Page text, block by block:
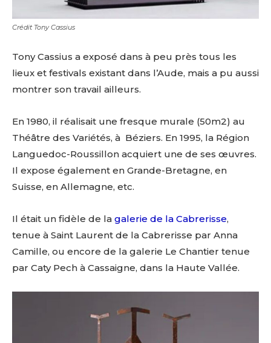
Crédit Tony Cassius
Tony Cassius a exposé dans à peu près tous les
lieux et festivals existant dans l’Aude, mais a pu aussi
montrer son travail ailleurs.
En 1980, il réalisait une fresque murale (50m2) au
Théâtre des Variétés, à Béziers. En 1995, la Région
Languedoc-Roussillon acquiert une de ses œuvres.
Il expose également en Grande-Bretagne, en
Suisse, en Allemagne, etc.
Il était un fidèle de la galerie de la Cabrerisse,
tenue à Saint Laurent de la Cabrerisse par Anna
Camille, ou encore de la galerie Le Chantier tenue
par Caty Pech à Cassaigne, dans la Haute Vallée.